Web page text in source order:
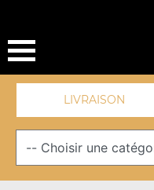
LIVRAISON